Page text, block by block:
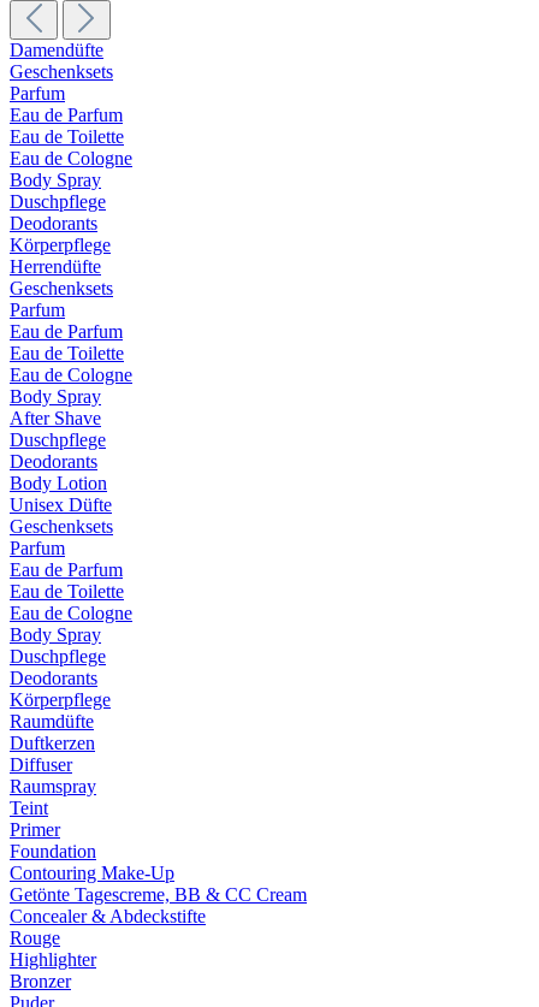
Damendüfte
Geschenksets
Parfum
Eau de Parfum
Eau de Toilette
Eau de Cologne
Body Spray
Duschpflege
Deodorants
Körperpflege
Herrendüfte
Geschenksets
Parfum
Eau de Parfum
Eau de Toilette
Eau de Cologne
Body Spray
After Shave
Duschpflege
Deodorants
Body Lotion
Unisex Düfte
Geschenksets
Parfum
Eau de Parfum
Eau de Toilette
Eau de Cologne
Body Spray
Duschpflege
Deodorants
Körperpflege
Raumdüfte
Duftkerzen
Diffuser
Raumspray
Teint
Primer
Foundation
Contouring Make-Up
Getönte Tagescreme, BB & CC Cream
Concealer & Abdeckstifte
Rouge
Highlighter
Bronzer
Puder